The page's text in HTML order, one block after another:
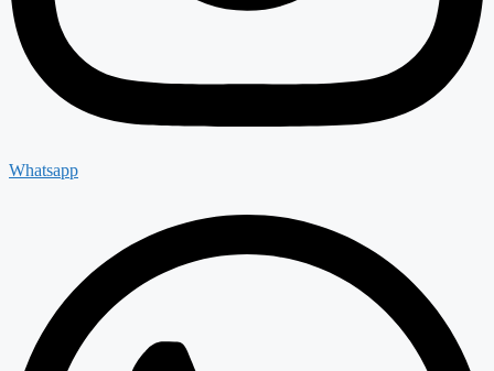
Whatsapp